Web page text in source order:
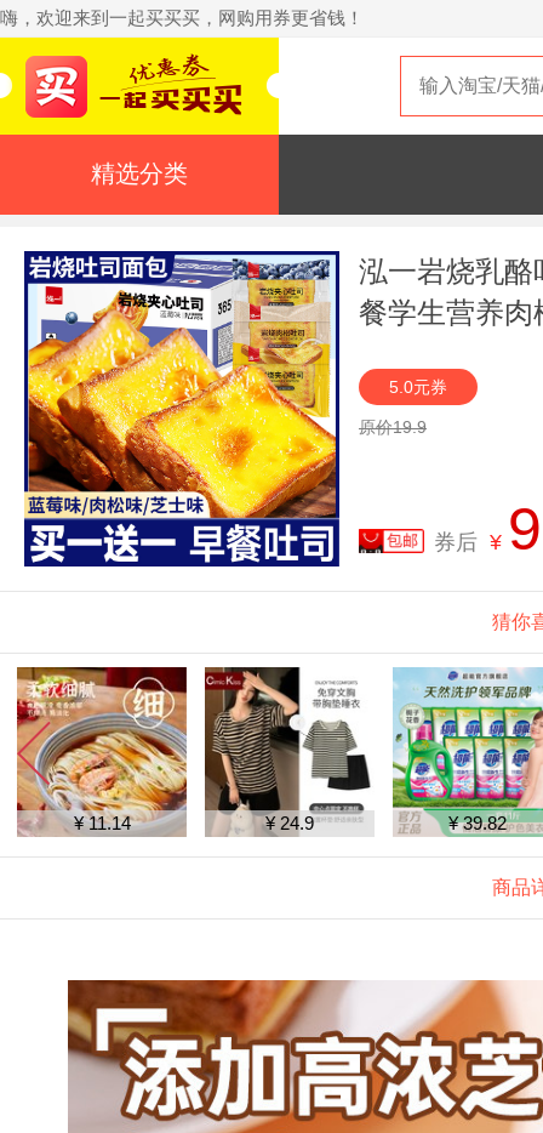
嗨，欢迎来到一起买买买，网购用券更省钱！
精选分类
泓一岩烧乳酪
餐学生营养肉
5.0元券
原价19.9
券后 ¥
猜你
¥ 24.9 ¥ 39.82 ¥ 79.99
商品